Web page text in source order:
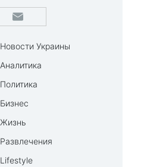
Новости Украины
Аналитика
Политика
Бизнес
Жизнь
Развлечения
Lifestyle